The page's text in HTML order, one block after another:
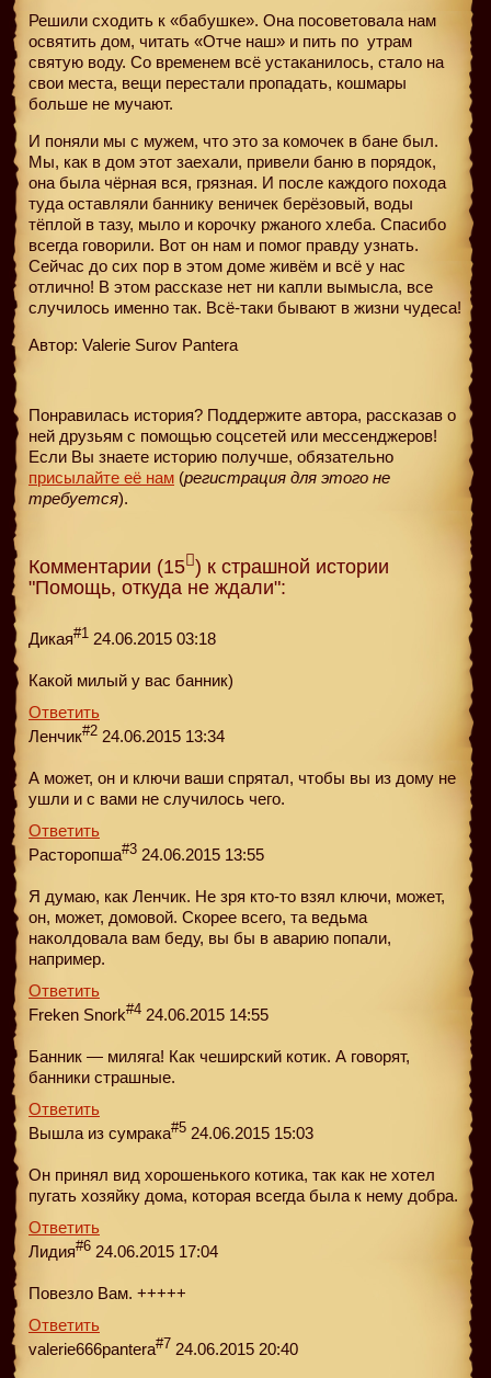
Решили сходить к «бабушке». Она посоветовала нам
освятить дом, читать «Отче наш» и пить по утрам
святую воду. Со временем всё устаканилось, стало на
свои места, вещи перестали пропадать, кошмары
больше не мучают.
И поняли мы с мужем, что это за комочек в бане был.
Мы, как в дом этот заехали, привели баню в порядок,
она была чёрная вся, грязная. И после каждого похода
туда оставляли баннику веничек берёзовый, воды
тёплой в тазу, мыло и корочку ржаного хлеба. Спасибо
всегда говорили. Вот он нам и помог правду узнать.
Сейчас до сих пор в этом доме живём и всё у нас
отлично! В этом рассказе нет ни капли вымысла, все
случилось именно так. Всё-таки бывают в жизни чудеса!
Автор: Valerie Surov Pantera
Понравилась история? Поддержите автора, рассказав о
ней друзьям с помощью соцсетей или мессенджеров!
Если Вы знаете историю получше, обязательно
присылайте её нам (регистрация для этого не
требуется).
Комментарии (15 ) к страшной истории
"Помощь, откуда не ждали":
Дикая#1 24.06.2015 03:18
Какой милый у вас банник)
Ответить
Ленчик#2 24.06.2015 13:34
А может, он и ключи ваши спрятал, чтобы вы из дому не
ушли и с вами не случилось чего.
Ответить
Pасторопша#3 24.06.2015 13:55
Я думаю, как Ленчик. Не зря кто-то взял ключи, может,
он, может, домовой. Скорее всего, та ведьма
наколдовала вам беду, вы бы в аварию попали,
например.
Ответить
Freken Snork#4 24.06.2015 14:55
Банник — миляга! Как чеширский котик. А говорят,
банники страшные.
Ответить
Вышла из сумрака#5 24.06.2015 15:03
Он принял вид хорошенького котика, так как не хотел
пугать хозяйку дома, которая всегда была к нему добра.
Ответить
Лидия#6 24.06.2015 17:04
Повезло Вам. +++++
Ответить
valerie666pantera#7 24.06.2015 20:40